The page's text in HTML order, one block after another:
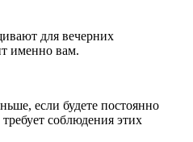
для вечерних
именно вам.
если будете постоянно
соблюдения этих